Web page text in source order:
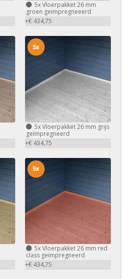
5xVloerpakket 26 mm
groen geïmpregneeerd
+€ 434,75
5xVloerpakket 26 mm grijs
geïmpregneerd
+€ 434,75
5x
5xVloerpakket 26 mm red
class geïmpregneerd
+€ 434,75
5x